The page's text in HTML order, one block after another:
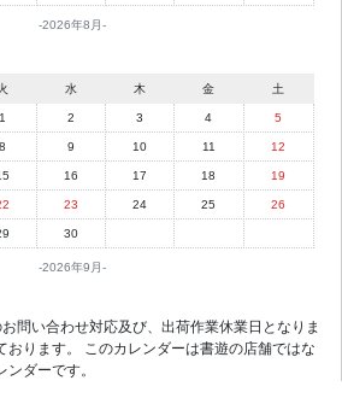
2026年8月
2026年9月
水 木 金 土
1 2 3 4 5
8 9 10 11 12
16 17 18 19
23 24 25 26
30
問い合わせ対応及び、出荷作業休業日となりま
おります。 このカレンダーは書遊の店舗ではな
ダーです。